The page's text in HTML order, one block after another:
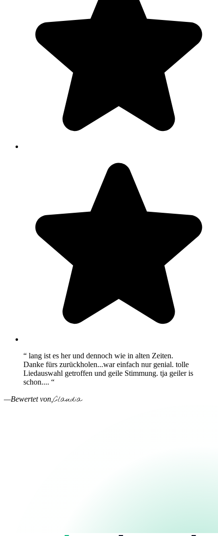
“ lang ist es her und dennoch wie in alten Zeiten.
Danke fürs zurückholen...war einfach nur genial. tolle
Liedauswahl getroffen und geile Stimmung. tja geiler is
schon.... “
—Bewertet von, Claudia